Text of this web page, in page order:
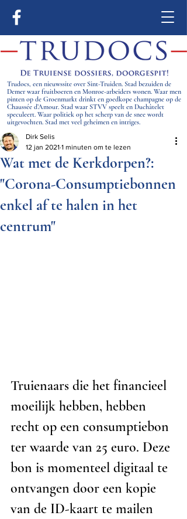
Trudocs, een nieuwssite over Sint-Truiden. Stad bezuiden de
Demer waar fruitboeren en Monroe-arbeiders wonen. Waar men
pinten op de Groenmarkt drinkt en goedkope champagne op de
Chaussée d’Amour. Stad waar STVV speelt en Duchâtelet
speculeert. Waar politiek op het scherp van de snee wordt
uitgevochten. Stad met veel geheimen en intriges.
Wat met de Kerkdorpen?:
"Corona-Consumptiebonnen
enkel af te halen in het
centrum"
Dirk Selis
12 jan 2021 1 minuten om te lezen
Truienaars die het financieel
moeilijk hebben, hebben
recht op een consumptiebon
ter waarde van 25 euro. Deze
bon is momenteel digitaal te
ontvangen door een kopie
van de ID-kaart te mailen